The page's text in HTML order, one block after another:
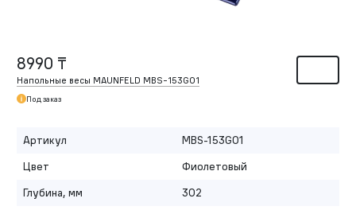
8990 ₸
Напольные весы MAUNFELD MBS-153G01
Под заказ
Артикул
MBS-153G01
Цвет
Фиолетовый
Глубина, мм
302